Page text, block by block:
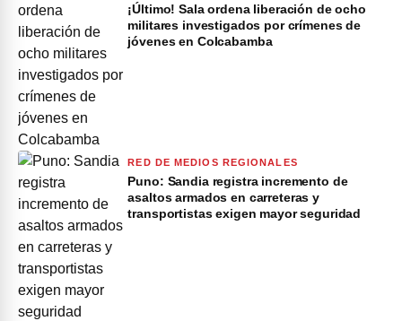
¡Último! Sala ordena liberación de ocho
militares investigados por crímenes de
jóvenes en Colcabamba
RED DE MEDIOS REGIONALES
Puno: Sandia registra incremento de
asaltos armados en carreteras y
transportistas exigen mayor seguridad